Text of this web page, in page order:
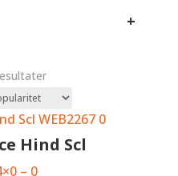
+
Sorteret
efter
popularitet
Hind Scl
– 0